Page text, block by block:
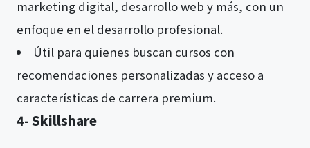
marketing digital, desarrollo web y más, con un
enfoque en el desarrollo profesional.
Útil para quienes buscan cursos con
recomendaciones personalizadas y acceso a
características de carrera premium​​​​.
4-Skillshare